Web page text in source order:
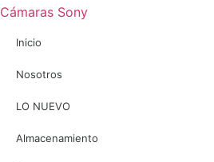
Cámaras Sony
Inicio
Nosotros
LO NUEVO
Almacenamiento